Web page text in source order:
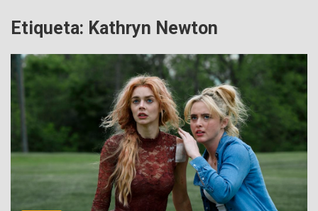
Etiqueta: Kathryn Newton